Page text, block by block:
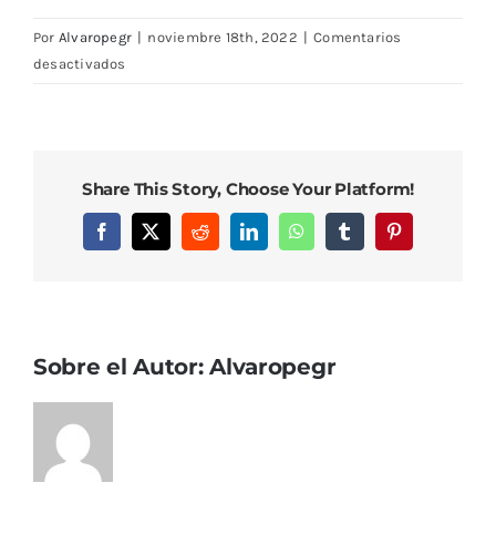
Por Alvaropegr | noviembre 18th, 2022 | Comentarios
desactivados
Share This Story, Choose Your Platform!
Facebook
X RedditLinkedInWhatsAppTumblrPinterest
Sobre el Autor:Alvaropegr